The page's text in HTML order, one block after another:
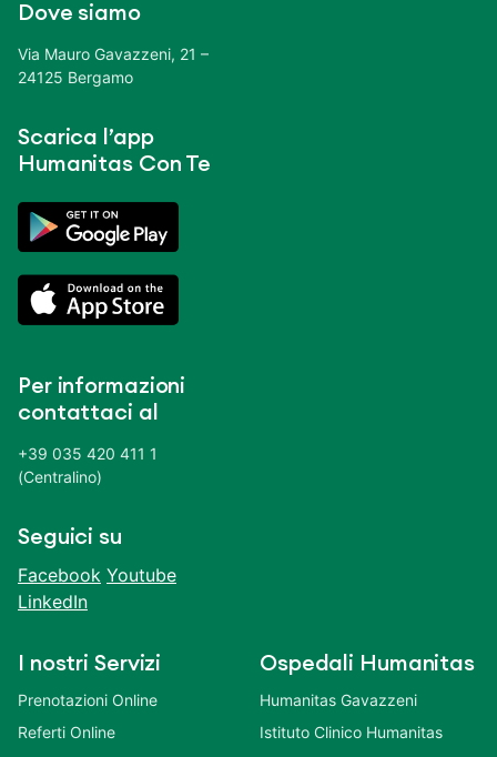
Dove siamo
Via Mauro Gavazzeni, 21 –
24125 Bergamo
Scarica l’app
Humanitas Con Te
Per informazioni
contattaci al
+39 035 420 411 1
(Centralino)
Seguici su
Facebook Youtube
LinkedIn
I nostri Servizi
Prenotazioni Online
Referti Online
Ospedali Humanitas
Humanitas Gavazzeni
Istituto Clinico Humanitas